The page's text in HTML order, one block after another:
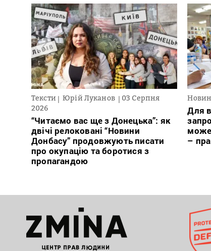
Тексти Юрій Луканов
03 Серпня
2026
“Читаємо вас ще з Донецька”: як
двічі релоковані “Новини
Донбасу” продовжують писати
про окупацію та боротися з
пропагандою
Для
може
–